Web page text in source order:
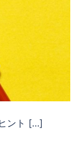
ント […]